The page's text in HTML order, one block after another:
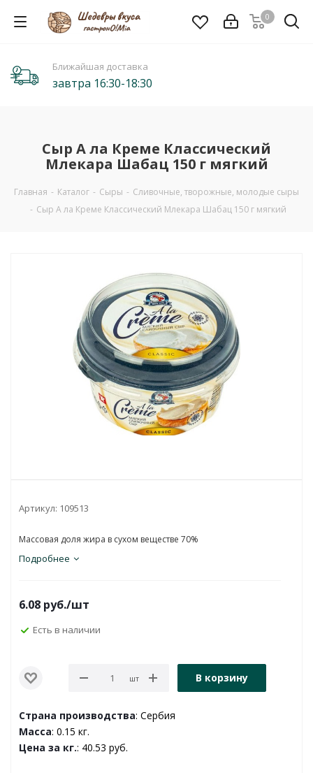
0
Ближайшая доставка
завтра 16:30-18:30
Сыр А ла Креме Классический
Млекара Шабац 150 г мягкий
Главная - Каталог - Сыры - Сливочные, творожные, молодые сыры
- Сыр А ла Креме Классический Млекара Шабац 150 г мягкий
Артикул: 109513
Массовая доля жира в сухом веществе 70%
Подробнее
6.08 руб./шт
Есть в наличии
шт В корзину
Страна производства: Сербия
Масса: 0.15 кг.
Цена за кг.: 40.53 руб.